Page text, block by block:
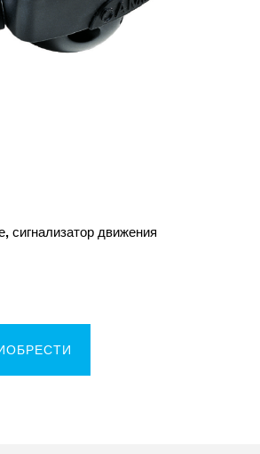
сигнализатор движения